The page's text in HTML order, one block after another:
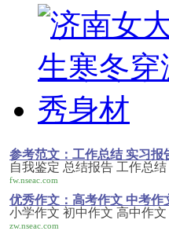
参考范文：工作总结 实习报
自我鉴定 总结报告 工作总
fw.nseac.com
优秀作文：高考作文 中考作
小学作文 初中作文 高中作
zw.nseac.com